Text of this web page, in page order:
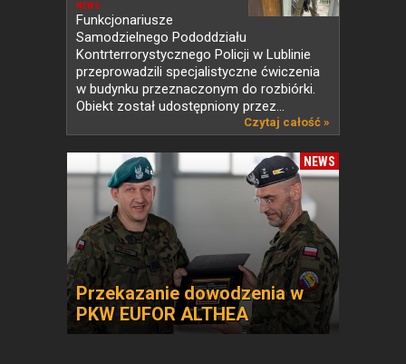
NEWS
Funkcjonariusze
Samodzielnego Pododdziału
Kontrterrorystycznego Policji w Lublinie
przeprowadzili specjalistyczne ćwiczenia
w budynku przeznaczonym do rozbiórki.
Obiekt został udostępniony przez...
Czytaj całość »
NEWS
Przekazanie dowodzenia w
PKW EUFOR ALTHEA